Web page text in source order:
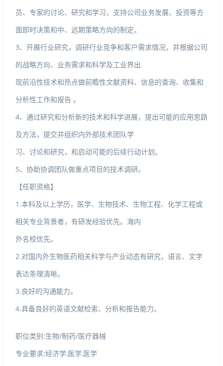
员、专家的讨论、研究和学习，支持公司业务发展、投资等方
面即时决策和中、远期策略方向的制定。
3、开展行业研究，调研行业竞争和客户需求情况，并根据公司
的战略方向、业务需求和科学及工业界出
现前沿性技术和热点做前瞻性文献资料、信息的查询、收集和
分析性工作和报告。
4、通过研究和分析新的技术和科学进展，提出可能的应用思路
及方法，提交并组织内外部技术团队学
习、讨论和研究，和启动可能的后续行动计划。
5、协助协调团队做重点项目的技术调研。
【任职资格】
1.本科及以上学历，医学、生物技术、生物工程、化学工程或
相关专业背景者，有研发经验优先。海内
外名校优先。
2.对国内外生物医药相关科学与产业动态有研究，语言、文字
表达条理清晰。
3.良好的沟通能力。
4.具备良好的英语文献检索、分析和报告能力。
职位类别:生物/制药/医疗器械
专业要求:经济学,医学,医学